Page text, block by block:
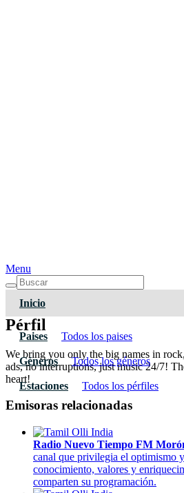
Menu
Inicio
Paises Todos los paises
Géneros Todos los géneros
Estaciones Todos los pérfiles
Pérfil
We bring you only the big names in
ads, no interruptions, just music 24/7!
heart!
Emisoras relacionadas
Radio Nuevo Tiempo FM
canal que privilegia el optimismo
conocimiento, valores y
comparten su programación.